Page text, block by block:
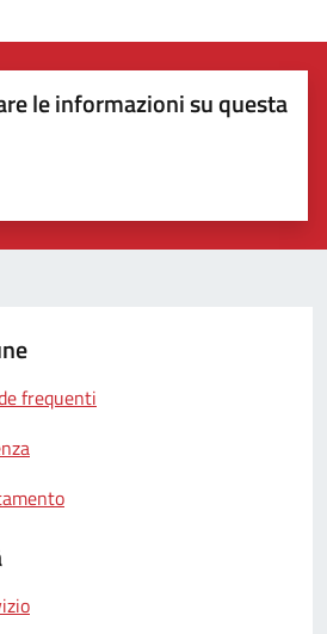
le informazioni su questa
5 stelle su 5
su 5
su 5
frequenti